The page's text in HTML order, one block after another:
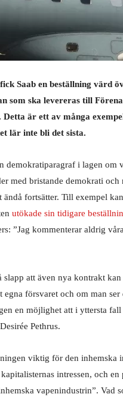
Saab en beställning värd
som ska levereras till
är ett av många
lär inte bli det sista.
demokratiparagraf i lagen om
med bristande demokrati
ändå fortsätter. Till exempel
utökade sin tidigare
”Jag kommenterar aldrig
slapp att även nya kontrakt
försvaret och om man
en möjlighet att i yttersta
Pethrus.
viktig för den inhemska
intressen, och
vapenindustrin”. Vad